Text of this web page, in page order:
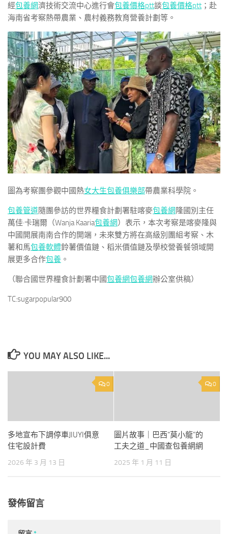
經包養網濟技術交流中心進行會包養價格ptt談包養價格ptt ；赴
海南省考察熱帶農業、農村義務教育營養計劃等。
圖為考察團參觀中國熱女大生包養俱樂部帶農業科學院。
包養管道隨團參訪的世界糧食計劃署駐喀麥包養網 隆國別主任
萬佳·卡瑞爾（Wanja Kaaria包養網）表示，本次考察是喀麥隆與
中國開展南南合作的開端，未來雙方將在高級別團組考察、木
薯和馬包養軟體鈴薯價值鏈、稻米價值鏈及學校營養餐領域開
展更多合作包養 。
（聯合國世界糧食計劃署中國包養網包養網辦公室供稿）
TC:sugarpopular900
YOU MAY ALSO LIKE...
0
多地宣布下調停車JIUYI俱意
住宅設計費
2026 年 3 月 13 日
0
圖片故事｜巴西“莫小龍”的
工夫之道_中國查包養網網
2025 年 1 月 11 日
發佈留言